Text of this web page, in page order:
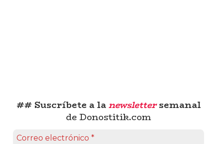
## Suscríbete a lanewslettersemanal
de Donostitik.com